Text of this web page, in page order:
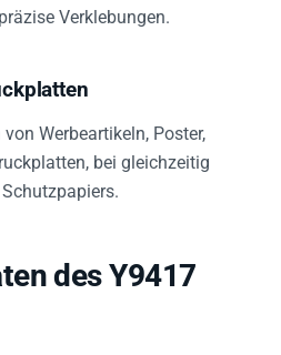
Verklebungen.
Werbeartikeln, Poster,
bei gleichzeitig
des Y9417